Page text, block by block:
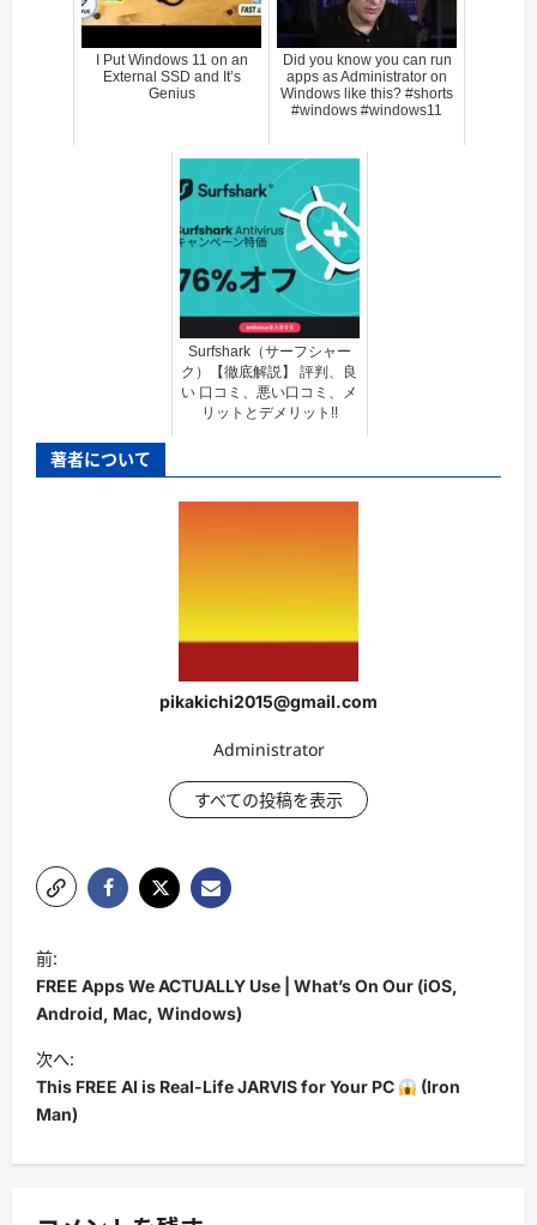
I Put Windows 11 on an
External SSD and It’s
Genius
Did you know you can run
apps as Administrator on
Windows like this? #shorts
#windows #windows11
Surfshark（サーフシャー
ク）【徹底解説】 評判、良
い 口コミ、悪い口コミ、メ
リットとデメリット!!
著者について
pikakichi2015@gmail.com
Administrator
すべての投稿を表示
投
稿
ナ
ビ
ゲ
ー
シ
前:
FREE Apps We ACTUALLY Use | What’s On Our (iOS,
Android, Mac, Windows)
次へ:
This FREE AI is Real-Life JARVIS for Your PC
(Iron
Man)